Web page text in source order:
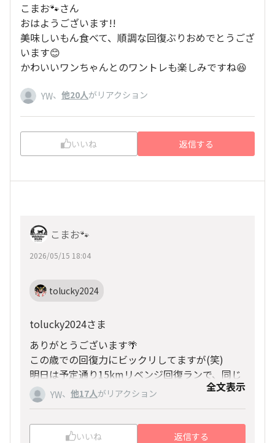
こまお🐾さん
おはようございます!!
美味しいもん食べて、順調な回復ぶりおめでとうござ
います😊
かわいいワンちゃんとのワントレも楽しみですね😆
YW、 他20人がリアクション
いいね 返信する
こまお🐾
2026/05/15 18:04
tolucky2024
tolucky2024さま
ありがとうございます🌴
この歳での回復力にビックリしてますが(笑)
明日は予定通り15kmリベンジ回復ランで、同じ
場所で躓かない様に走ります(笑)
YW、 他17人がリアクション 全文表示
いいね 返信する